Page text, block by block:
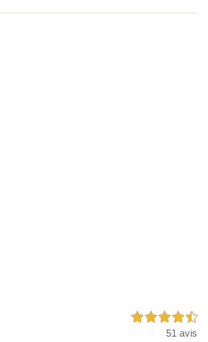
4,5 étoiles sur 5
51 avis